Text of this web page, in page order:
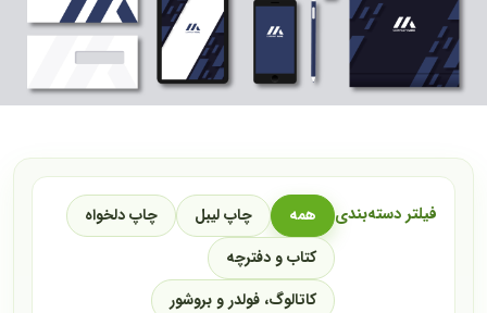
فیلتر دسته‌بندی همه چاپ لیبل
چاپ دلخواه
کتاب و دفترچه
کاتالوگ، فولدر و بروشور